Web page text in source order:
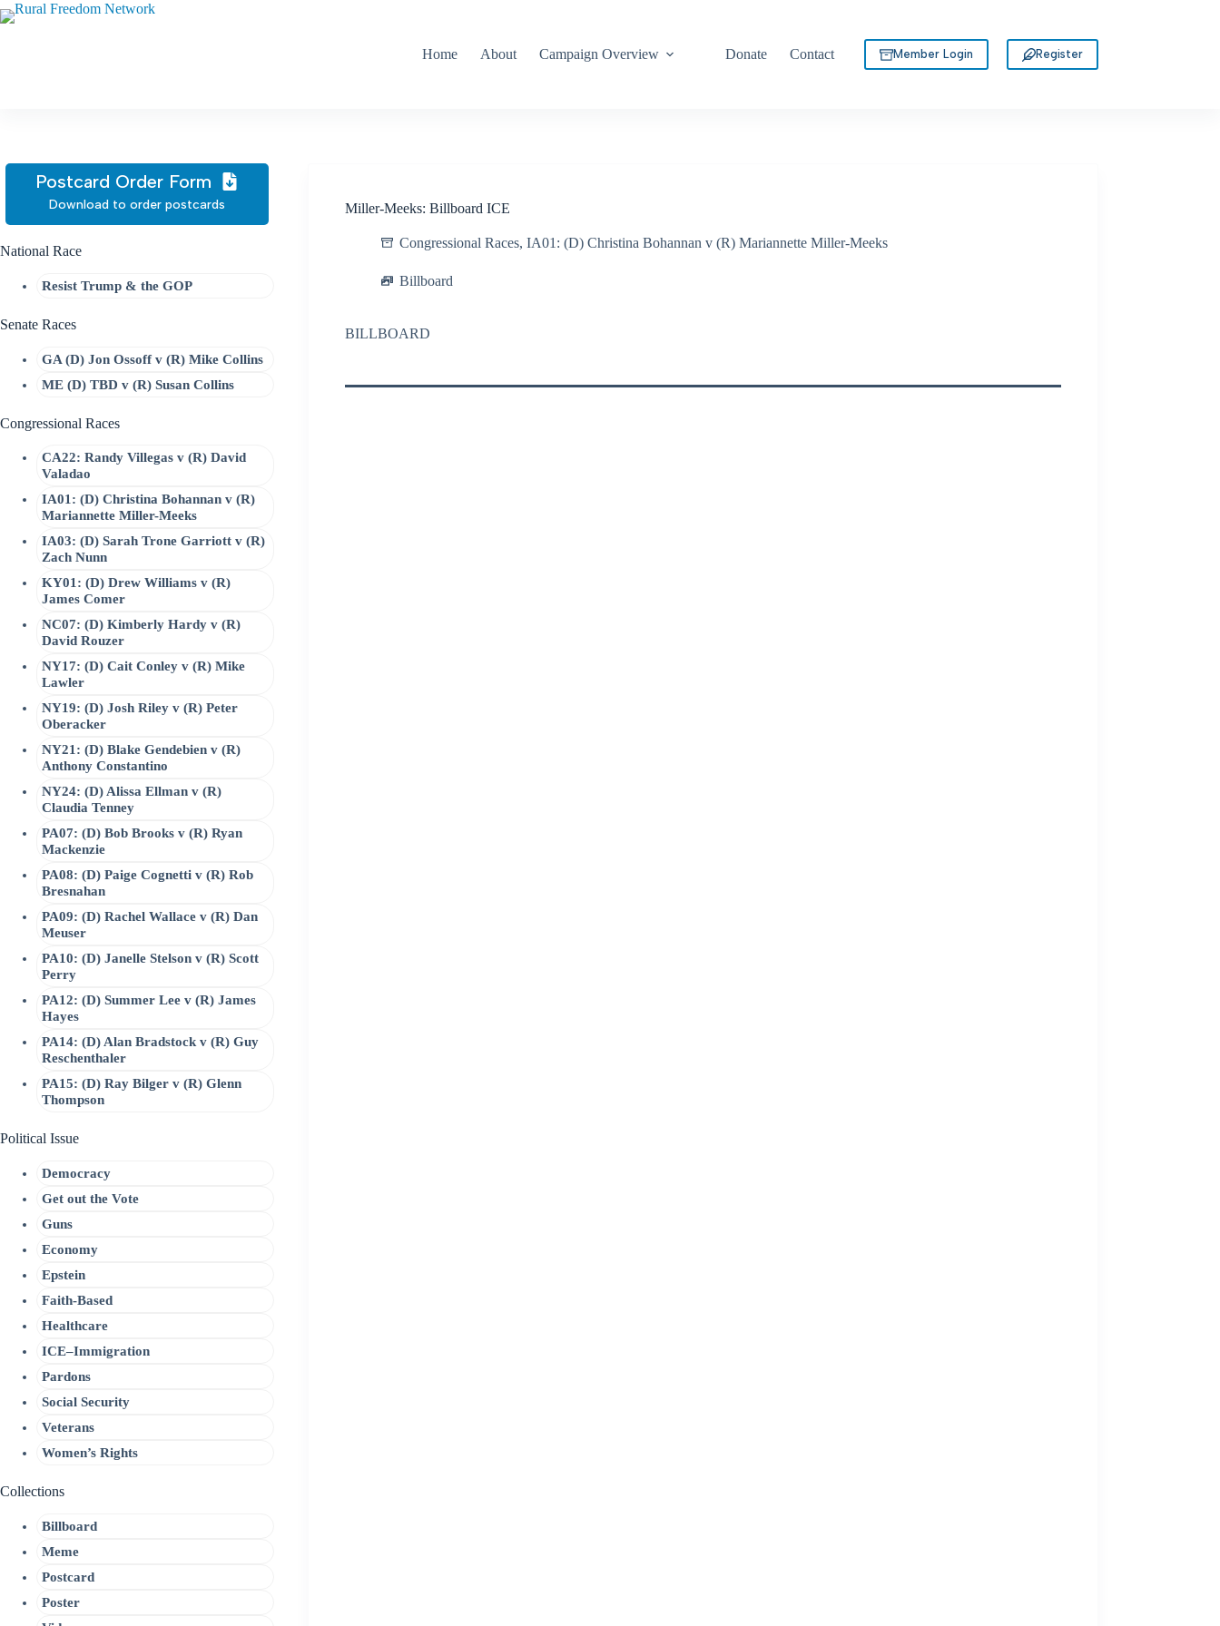
Skip
to
Home
About Campaign Overview Donate Contact Member Login Register
Miller-Meeks: Billboard ICE
Congressional Races, IA01: (D) Christina Bohannan v (R) Mariannette Miller-Meeks
Billboard
BILLBOARD
Postcard Order Form
Download to order postcards
National Race
Resist Trump & the GOP
Senate Races
GA (D) Jon Ossoff v (R) Mike Collins
ME (D) TBD v (R) Susan Collins
Congressional Races
CA22: Randy Villegas v (R) David
Valadao
IA01: (D) Christina Bohannan v (R)
Mariannette Miller-Meeks
IA03: (D) Sarah Trone Garriott v (R)
Zach Nunn
KY01: (D) Drew Williams v (R)
James Comer
NC07: (D) Kimberly Hardy v (R)
David Rouzer
NY17: (D) Cait Conley v (R) Mike
Lawler
NY19: (D) Josh Riley v (R) Peter
Oberacker
NY21: (D) Blake Gendebien v (R)
Anthony Constantino
NY24: (D) Alissa Ellman v (R)
Claudia Tenney
PA07: (D) Bob Brooks v (R) Ryan
Mackenzie
PA08: (D) Paige Cognetti v (R) Rob
Bresnahan
PA09: (D) Rachel Wallace v (R) Dan
Meuser
PA10: (D) Janelle Stelson v (R) Scott
Perry
PA12: (D) Summer Lee v (R) James
Hayes
PA14: (D) Alan Bradstock v (R) Guy
Reschenthaler
PA15: (D) Ray Bilger v (R) Glenn
Thompson
Political Issue
Democracy
Get out the Vote
Guns
Economy
Epstein
Faith-Based
Healthcare
ICE–Immigration
Pardons
Social Security
Veterans
Women’s Rights
Collections
Billboard
Meme
Postcard
Poster